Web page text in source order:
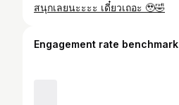
สนุกเลยนะะะะ เดี๋ยวเถอะ 🥹🤣
Engagement rate benchmark